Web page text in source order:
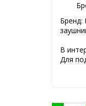
Бренд:
В
Для